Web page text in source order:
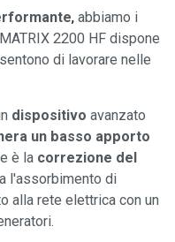
, abbiamo i
2200 HF dispone
di lavorare nelle
dispositivo avanzato
un basso apporto
è la correzione del
l'assorbimento di
alla rete elettrica con un